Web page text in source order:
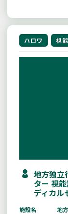
ハロワ 視
地方独
ター 視
ディカル
施設名
地